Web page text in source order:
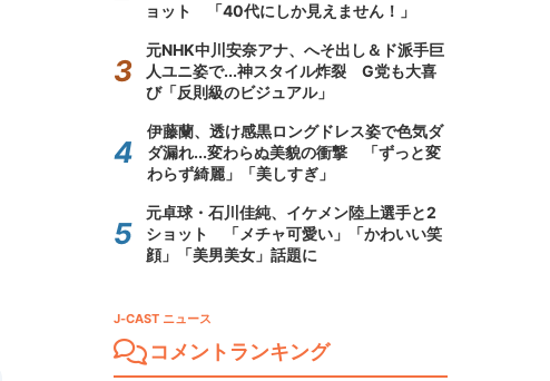
ョット 「40代にしか見えません！」
元NHK中川安奈アナ、へそ出し＆ド派手巨
人ユニ姿で...神スタイル炸裂 G党も大喜
び「反則級のビジュアル」
伊藤蘭、透け感黒ロングドレス姿で色気ダ
ダ漏れ...変わらぬ美貌の衝撃 「ずっと変
わらず綺麗」「美しすぎ」
元卓球・石川佳純、イケメン陸上選手と2
ショット 「メチャ可愛い」「かわいい笑
顔」「美男美女」話題に
J-CAST ニュース
コメントランキング